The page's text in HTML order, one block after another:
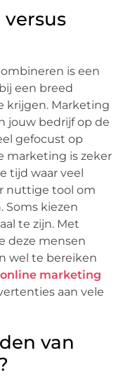
is een
een breed
krijgen. Marketing
jouw bedrijf op de
gefocust op
marketing is zeker
tijd waar veel
nuttige tool om
Soms kiezen
te zijn. Met
deze mensen
wel te bereiken
marketing
aan vele
van